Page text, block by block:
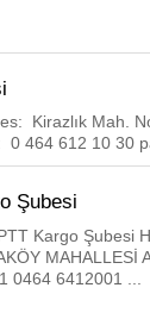
Kirazlık Mah.
464 612 10 30
Şubesi
Kargo Şubesi
MAHALLESİ
0464 6412001 ...